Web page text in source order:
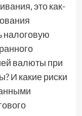
это как-
налоговую
валюты при
И какие риски